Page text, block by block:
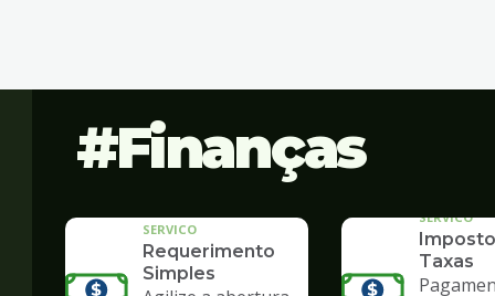
Finanças
SERVICO
Requerimento
Simples
SERVICO
Taxas